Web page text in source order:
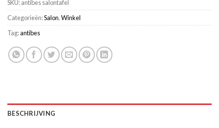
SKU:antibes salontafel
Categorieën:Salon,Winkel
Tag:antibes
BESCHRIJVING